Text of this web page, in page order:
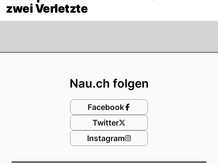
zwei Verletzte
Nau.ch folgen
Facebook
Twitter
Instagram